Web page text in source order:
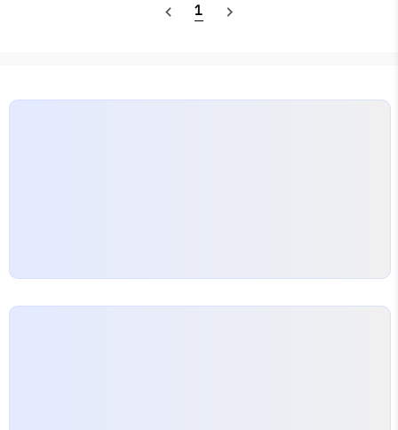
시방편을 찾아 공유한다. 아래 One Switch 앱을 다운로드받고, Keep
navigate_before 1 navigate_next